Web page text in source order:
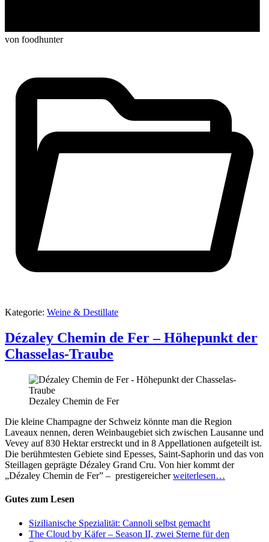
von foodhunter
Kategorie: Weine & Destillate
Dézaley Chemin de Fer – Höhepunkt der
Chasselas-Traube
Dezaley Chemin de Fer
Die kleine Champagne der Schweiz könnte man die Region
Laveaux nennen, deren Weinbaugebiet sich zwischen Lausanne und
Vevey auf 830 Hektar erstreckt und in 8 Appellationen aufgeteilt ist.
Die berühmtesten Gebiete sind Epesses, Saint-Saphorin und das von
Steillagen geprägte Dézaley Grand Cru. Von hier kommt der
„Dézaley Chemin de Fer” – prestigereicherweiterlesen…
Gutes zum Lesen
Sizilianische Spezialität: Cannoli selbst gemacht
The Cloud by Käfer – Season II, zwei Sterne für den